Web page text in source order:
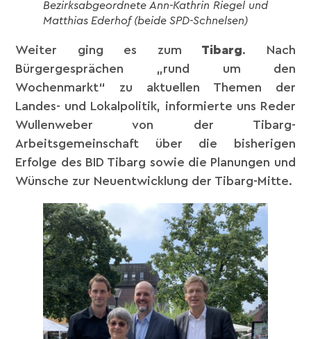
Bezirksabgeordnete Ann-Kathrin Riegel und
Matthias Ederhof (beide SPD-Schnelsen)
Weiter ging es zum Tibarg. Nach
Bürgergesprächen „rund um den
Wochenmarkt“ zu aktuellen Themen der
Landes- und Lokalpolitik, informierte uns Reder
Wullenweber von der Tibarg-
Arbeitsgemeinschaft über die bisherigen
Erfolge des BID Tibarg sowie die Planungen und
Wünsche zur Neuentwicklung der Tibarg-Mitte.